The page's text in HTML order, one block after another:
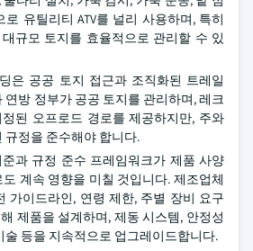
유틸리티 ATV를 널리 사용하며, 특히
규모 토지를 효율적으로 관리할 수 있
은 공공 토지 접근과 조직화된 트레일
연방 정부가 공공 토지를 관리하며, 레크
된 오프로드 경로를 제공하지만, 주와
규정을 준수해야 합니다.
과 규정 준수 프레임워크가 제품 사양
계속 영향을 미칠 것입니다. 제조업체
가이드라인, 연령 제한, 주별 장비 요구
제품을 설계하며, 제동 시스템, 안정성
술 등을 지속적으로 업그레이드합니다.